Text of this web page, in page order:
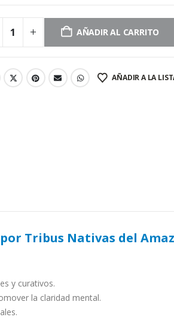
AÑADIR AL CARRITO
AÑADIR A LA
por Tribus Nativas del
y curativos.
la claridad mental.